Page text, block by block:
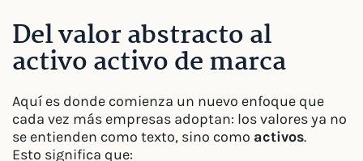
Del valor abstracto al
activo activo de marca
Aquí es donde comienza un nuevo enfoque que
cada vez más empresas adoptan: los valores ya no
se entienden como texto, sino como activos.
Esto significa que: